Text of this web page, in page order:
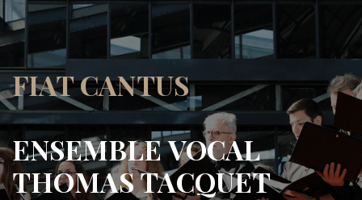
FIAT CANTUS
ENSEMBLE VOCAL
THOMAS TACQUET